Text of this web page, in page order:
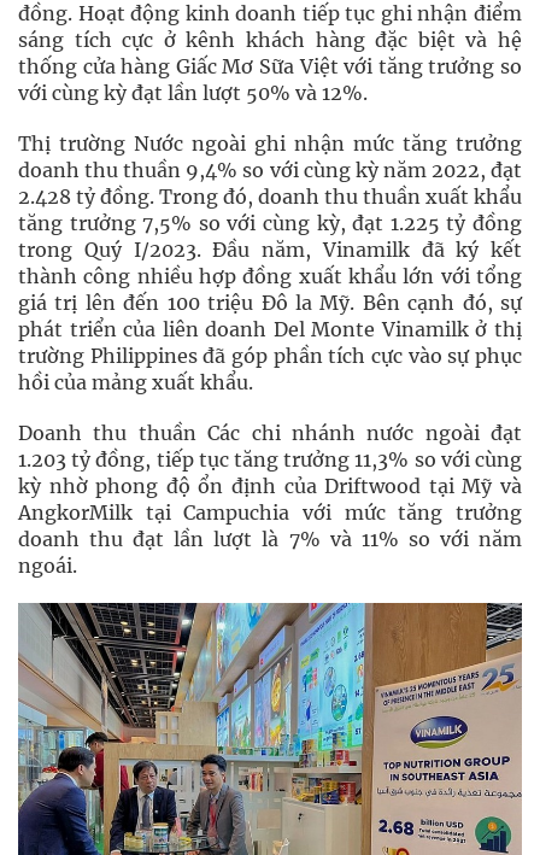
đồng. Hoạt động kinh doanh tiếp tục ghi nhận điểm
sáng tích cực ở kênh khách hàng đặc biệt và hệ
thống cửa hàng Giấc Mơ Sữa Việt với tăng trưởng so
với cùng kỳ đạt lần lượt 50% và 12%.
Thị trường Nước ngoài ghi nhận mức tăng trưởng
doanh thu thuần 9,4% so với cùng kỳ năm 2022, đạt
2.428 tỷ đồng. Trong đó, doanh thu thuần xuất khẩu
tăng trưởng 7,5% so với cùng kỳ, đạt 1.225 tỷ đồng
trong Quý I/2023. Đầu năm, Vinamilk đã ký kết
thành công nhiều hợp đồng xuất khẩu lớn với tổng
giá trị lên đến 100 triệu Đô la Mỹ. Bên cạnh đó, sự
phát triển của liên doanh Del Monte Vinamilk ở thị
trường Philippines đã góp phần tích cực vào sự phục
hồi của mảng xuất khẩu.
Doanh thu thuần Các chi nhánh nước ngoài đạt
1.203 tỷ đồng, tiếp tục tăng trưởng 11,3% so với cùng
kỳ nhờ phong độ ổn định của Driftwood tại Mỹ và
AngkorMilk tại Campuchia với mức tăng trưởng
doanh thu đạt lần lượt là 7% và 11% so với năm
ngoái.